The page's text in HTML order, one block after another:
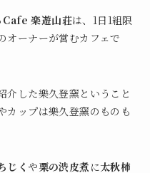
Cafe 楽遊山荘は、1日1組限
オーナーが営むカフェで
介した樂久登窯ということ
カップは樂久登窯のものも
じくや栗の渋皮煮 に太秋柿